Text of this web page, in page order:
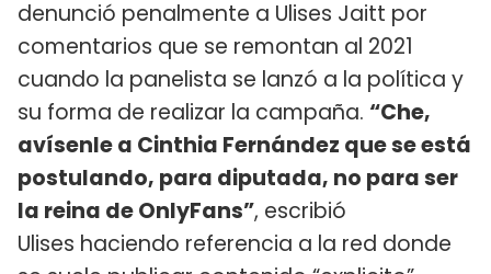
denunció penalmente a Ulises Jaitt por
comentarios que se remontan al 2021
cuando la panelista se lanzó a la política y
su forma de realizar la campaña. “Che,
avísenle a Cinthia Fernández que se está
postulando, para diputada, no para ser
la reina de OnlyFans”, escribió
Ulises haciendo referencia a la red donde